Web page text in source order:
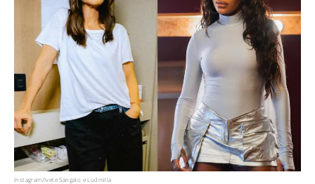
Instagram/Ivete Sangalo e Ludmilla